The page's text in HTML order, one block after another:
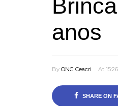
anos
By ONG Ceacri At 15:26
SHARE ON